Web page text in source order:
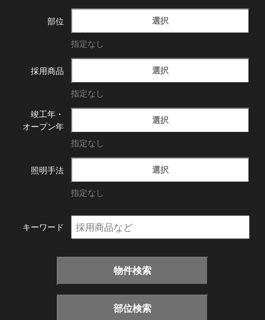
部位 選択
指定なし
採用商品 選択
指定なし
竣工年・
オープン年
選択
指定なし
照明手法 選択
指定なし
キーワード
物件検索
部位検索